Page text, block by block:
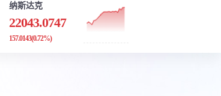
纳斯达克
22043.0747
157.0143(0.72%)